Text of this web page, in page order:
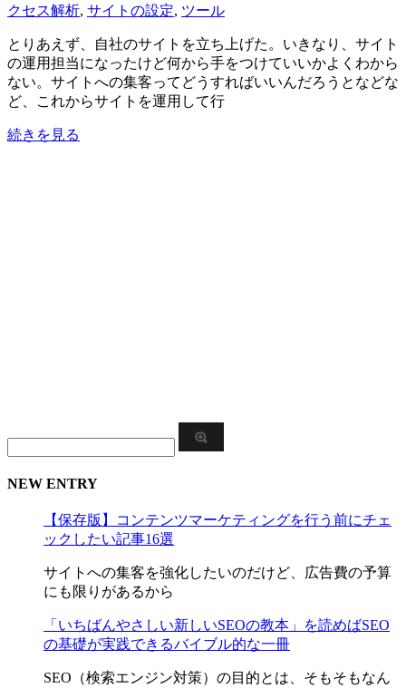
クセス解析, サイトの設定, ツール
とりあえず、自社のサイトを立ち上げた。いきなり、サイト
の運用担当になったけど何から手をつけていいかよくわから
ない。サイトへの集客ってどうすればいいんだろうとなどな
ど、これからサイトを運用して行
続きを見る
NEW ENTRY
【保存版】コンテンツマーケティングを行う前にチェ
ックしたい記事16選
サイトへの集客を強化したいのだけど、広告費の予算
にも限りがあるから
「いちばんやさしい新しいSEOの教本」を読めばSEO
の基礎が実践できるバイブル的な一冊
SEO（検索エンジン対策）の目的とは、そもそもなん